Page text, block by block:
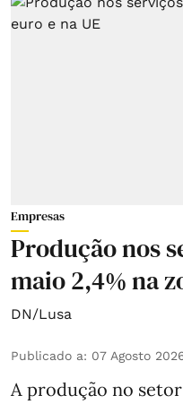
Empresas
Produção nos
maio 2,4% na
DN/Lusa
Publicado a: 07 Agosto
A produção no